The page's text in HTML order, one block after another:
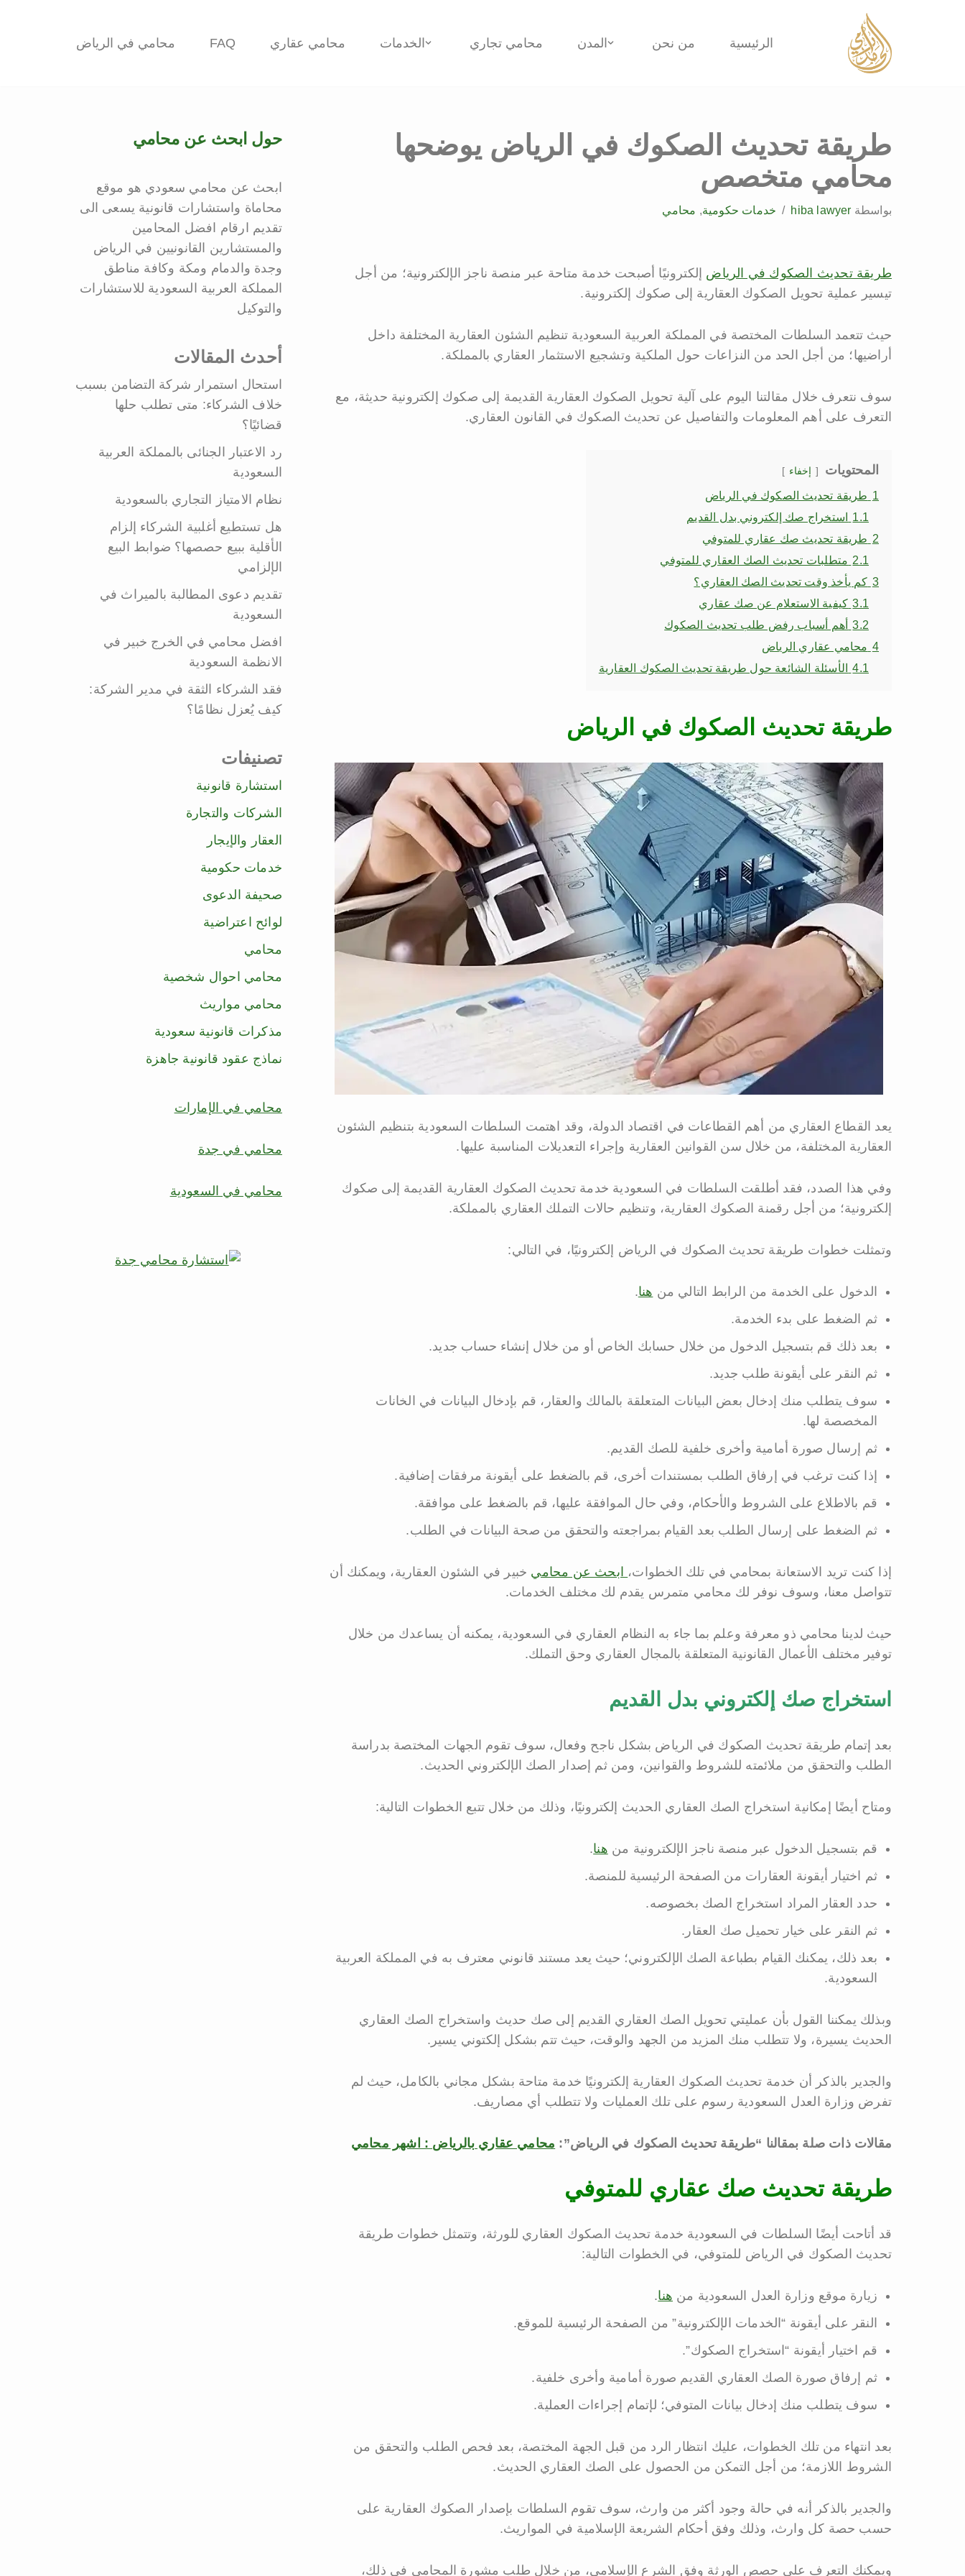
الرئيسية من نحن المدن محامي تجاري الخدمات محامي عقاري FAQ محامي في الرياض
طريقة تحديث الصكوك في الرياض يوضحها
محامي متخصص
بواسطة hiba lawyer خدمات حكومية محامي
طريقة تحديث الصكوك في الرياض إلكترونيًا أصبحت خدمة متاحة عبر منصة ناجز الإلكترونية؛ من أجل
تيسير عملية تحويل الصكوك العقارية إلى صكوك إلكترونية.
حيث تتعمد السلطات المختصة في المملكة العربية السعودية تنظيم الشئون العقارية المختلفة داخل
أراضيها؛ من أجل الحد من النزاعات حول الملكية وتشجيع الاستثمار العقاري بالمملكة.
سوف نتعرف خلال مقالتنا اليوم على آلية تحويل الصكوك العقارية القديمة إلى صكوك إلكترونية حديثة، مع
التعرف على أهم المعلومات والتفاصيل عن تحديث الصكوك في القانون العقاري.
المحتويات إخفاء
1 طريقة تحديث الصكوك في الرياض
1.1 استخراج صك إلكتروني بدل القديم
2 طريقة تحديث صك عقاري للمتوفي
2.1 متطلبات تحديث الصك العقاري للمتوفي
3 كم يأخذ وقت تحديث الصك العقاري؟
3.1 كيفية الاستعلام عن صك عقاري
3.2 أهم أسباب رفض طلب تحديث الصكوك
4 محامي عقاري الرياض
4.1 الأسئلة الشائعة حول طريقة تحديث الصكوك العقارية
طريقة تحديث الصكوك في الرياض
يعد القطاع العقاري من أهم القطاعات في اقتصاد الدولة، وقد اهتمت السلطات السعودية بتنظيم الشئون
العقارية المختلفة، من خلال سن القوانين العقارية وإجراء التعديلات المناسبة عليها.
وفي هذا الصدد، فقد أطلقت السلطات في السعودية خدمة تحديث الصكوك العقارية القديمة إلى صكوك
إلكترونية؛ من أجل رقمنة الصكوك العقارية، وتنظيم حالات التملك العقاري بالمملكة.
وتمثلت خطوات طريقة تحديث الصكوك في الرياض إلكترونيًا، في التالي:
الدخول على الخدمة من الرابط التالي من هنا.
ثم الضغط على بدء الخدمة.
بعد ذلك قم بتسجيل الدخول من خلال حسابك الخاص أو من خلال إنشاء حساب جديد.
ثم النقر على أيقونة طلب جديد.
سوف يتطلب منك إدخال بعض البيانات المتعلقة بالمالك والعقار، قم بإدخال البيانات في الخانات
المخصصة لها.
ثم إرسال صورة أمامية وأخرى خلفية للصك القديم.
إذا كنت ترغب في إرفاق الطلب بمستندات أخرى، قم بالضغط على أيقونة مرفقات إضافية.
قم بالاطلاع على الشروط والأحكام، وفي حال الموافقة عليها، قم بالضغط على موافقة.
ثم الضغط على إرسال الطلب بعد القيام بمراجعته والتحقق من صحة البيانات في الطلب.
إذا كنت تريد الاستعانة بمحامي في تلك الخطوات، ابحث عن محامي خبير في الشئون العقارية، ويمكنك أن
تتواصل معنا، وسوف نوفر لك محامي متمرس يقدم لك مختلف الخدمات.
حيث لدينا محامي ذو معرفة وعلم بما جاء به النظام العقاري في السعودية، يمكنه أن يساعدك من خلال
توفير مختلف الأعمال القانونية المتعلقة بالمجال العقاري وحق التملك.
استخراج صك إلكتروني بدل القديم
بعد إتمام طريقة تحديث الصكوك في الرياض بشكل ناجح وفعال، سوف تقوم الجهات المختصة بدراسة
الطلب والتحقق من ملائمته للشروط والقوانين، ومن ثم إصدار الصك الإلكتروني الحديث.
ومتاح أيضًا إمكانية استخراج الصك العقاري الحديث إلكترونيًا، وذلك من خلال تتبع الخطوات التالية:
قم بتسجيل الدخول عبر منصة ناجز الإلكترونية من هنا.
ثم اختيار أيقونة العقارات من الصفحة الرئيسية للمنصة.
حدد العقار المراد استخراج الصك بخصوصه.
ثم النقر على خيار تحميل صك العقار.
بعد ذلك، يمكنك القيام بطباعة الصك الإلكتروني؛ حيث يعد مستند قانوني معترف به في المملكة العربية
السعودية.
وبذلك يمكننا القول بأن عمليتي تحويل الصك العقاري القديم إلى صك حديث واستخراج الصك العقاري
الحديث يسيرة، ولا تتطلب منك المزيد من الجهد والوقت، حيث تتم بشكل إلكتوني يسير.
والجدير بالذكر أن خدمة تحديث الصكوك العقارية إلكترونيًا خدمة متاحة بشكل مجاني بالكامل، حيث لم
تفرض وزارة العدل السعودية رسوم على تلك العمليات ولا تتطلب أي مصاريف.
مقالات ذات صلة بمقالنا “طريقة تحديث الصكوك في الرياض”: محامي عقاري بالرياض : اشهر محامي
طريقة تحديث صك عقاري للمتوفي
قد أتاحت أيضًا السلطات في السعودية خدمة تحديث الصكوك العقاري للورثة، وتتمثل خطوات طريقة
تحديث الصكوك في الرياض للمتوفي، في الخطوات التالية:
زيارة موقع وزارة العدل السعودية من هنا.
النقر على أيقونة “الخدمات الإلكترونية” من الصفحة الرئيسية للموقع.
قم اختيار أيقونة “استخراج الصكوك”.
ثم إرفاق صورة الصك العقاري القديم صورة أمامية وأخرى خلفية.
سوف يتطلب منك إدخال بيانات المتوفي؛ لإتمام إجراءات العملية.
بعد انتهاء من تلك الخطوات، عليك انتظار الرد من قبل الجهة المختصة، بعد فحص الطلب والتحقق من
الشروط اللازمة؛ من أجل التمكن من الحصول على الصك العقاري الحديث.
والجدير بالذكر أنه في حالة وجود أكثر من وارث، سوف تقوم السلطات بإصدار الصكوك العقارية على
حسب حصة كل وارث، وذلك وفق أحكام الشريعة الإسلامية في المواريث.
ويمكنك التعرف على حصص الورثة وفق الشرع الإسلامي، من خلال طلب مشورة المحامي في ذلك،
حول ابحث عن محامي
ابحث عن محامي سعودي هو موقع
محاماة واستشارات قانونية يسعى الى
تقديم ارقام افضل المحامين
والمستشارين القانونيين في الرياض
وجدة والدمام ومكة وكافة مناطق
المملكة العربية السعودية للاستشارات
والتوكيل
أحدث المقالات
استحال استمرار شركة التضامن بسبب
خلاف الشركاء: متى تطلب حلها
قضائيًا؟
رد الاعتبار الجنائى بالمملكة العربية
السعودية
نظام الامتياز التجاري بالسعودية
هل تستطيع أغلبية الشركاء إلزام
الأقلية ببيع حصصها؟ ضوابط البيع
الإلزامي
تقديم دعوى المطالبة بالميراث في
السعودية
افضل محامي في الخرج خبير في
الانظمة السعودية
فقد الشركاء الثقة في مدير الشركة:
كيف يُعزل نظامًا؟
تصنيفات
استشارة قانونية
الشركات والتجارة
العقار والإيجار
خدمات حكومية
صحيفة الدعوى
لوائح اعتراضية
محامي
محامي احوال شخصية
محامي مواريث
مذكرات قانونية سعودية
نماذج عقود قانونية جاهزة
محامي في الإمارات
محامي في جدة
محامي في السعودية